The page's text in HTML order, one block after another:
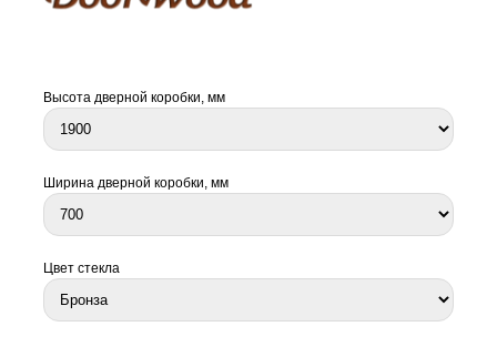
Высота дверной коробки, мм
Ширина дверной коробки, мм
Цвет стекла